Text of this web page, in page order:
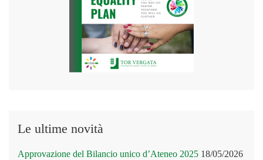
Le ultime novità
Approvazione del Bilancio unico d’Ateneo 2025 18/05/2026